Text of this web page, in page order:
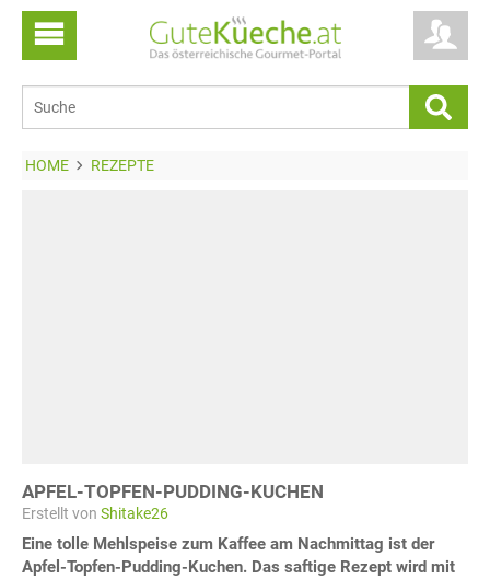
HOME REZEPTE
APFEL-TOPFEN-PUDDING-KUCHEN
Erstellt von Shitake26
Eine tolle Mehlspeise zum Kaffee am Nachmittag ist der
Apfel-Topfen-Pudding-Kuchen. Das saftige Rezept wird mit